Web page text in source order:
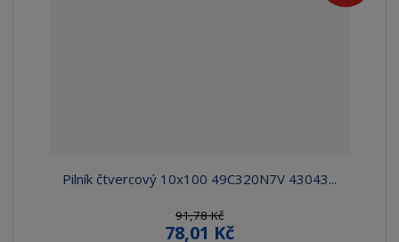
Pilník čtvercový 10x100 49C320N7V 43043...
91,78 Kč
78,01 Kč